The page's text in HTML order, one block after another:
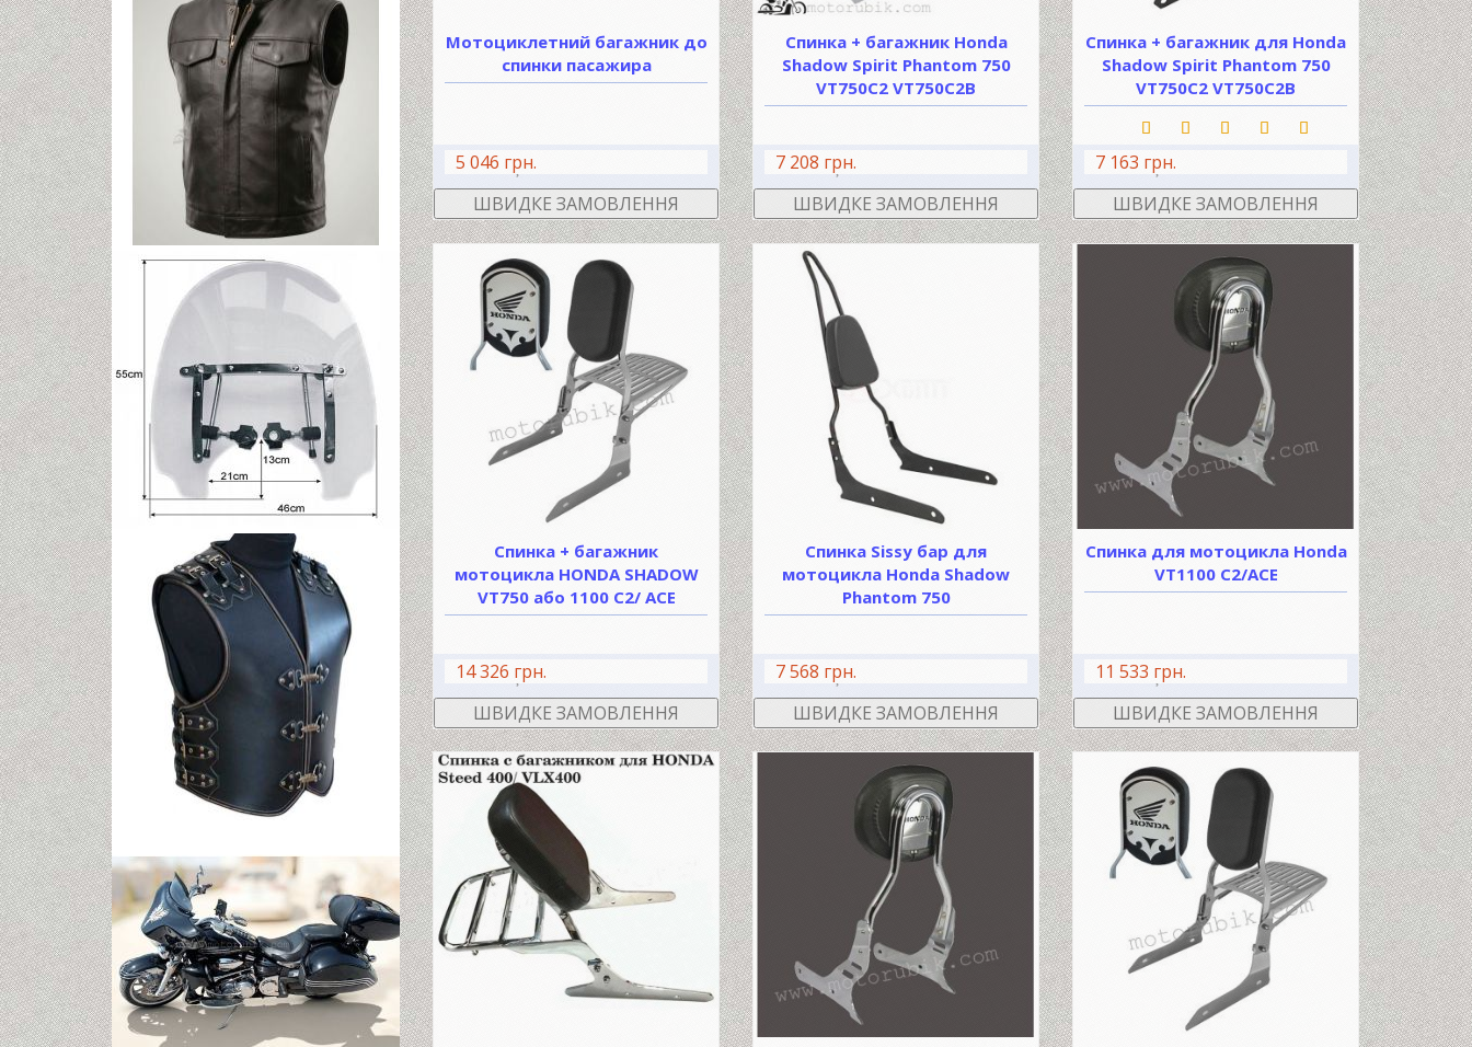
Мотоциклетний багажник до
спинки пасажира
5 046 грн.
ШВИДКЕ ЗАМОВЛЕННЯ
Спинка + багажник Honda
Shadow Spirit Phantom 750
VT750C2 VT750C2B
7 208 грн.
ШВИДКЕ ЗАМОВЛЕННЯ
Спинка + багажник для Honda
Shadow Spirit Phantom 750
VT750C2 VT750C2B
7 163 грн.
ШВИДКЕ ЗАМОВЛЕННЯ
Спинка + багажник
мотоцикла HONDA SHADOW
VT750 або 1100 C2/ ACE
14 326 грн.
ШВИДКЕ ЗАМОВЛЕННЯ
Спинка Sissy бар для
мотоцикла Honda Shadow
Phantom 750
7 568 грн.
ШВИДКЕ ЗАМОВЛЕННЯ
Спинка для мотоцикла Honda
VT1100 C2/ACE
11 533 грн.
ШВИДКЕ ЗАМОВЛЕННЯ